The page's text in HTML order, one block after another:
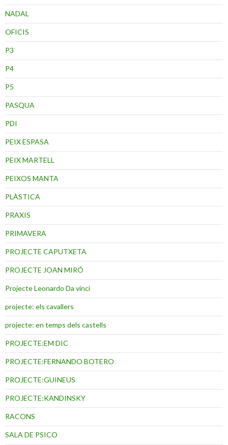
NADAL
OFICIS
P3
P4
P5
PASQUA
PDI
PEIX ESPASA
PEIX MARTELL
PEIXOS MANTA
PLÀSTICA
PRAXIS
PRIMAVERA
PROJECTE CAPUTXETA
PROJECTE JOAN MIRÓ
Projecte Leonardo Da vinci
projecte: els cavallers
projecte: en temps dels castells
PROJECTE:EM DIC
PROJECTE:FERNANDO BOTERO
PROJECTE:GUINEUS
PROJECTE:KANDINSKY
RACONS
SALA DE PSICO